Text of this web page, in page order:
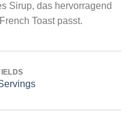
Sirup, das hervorragend
Toast passt.